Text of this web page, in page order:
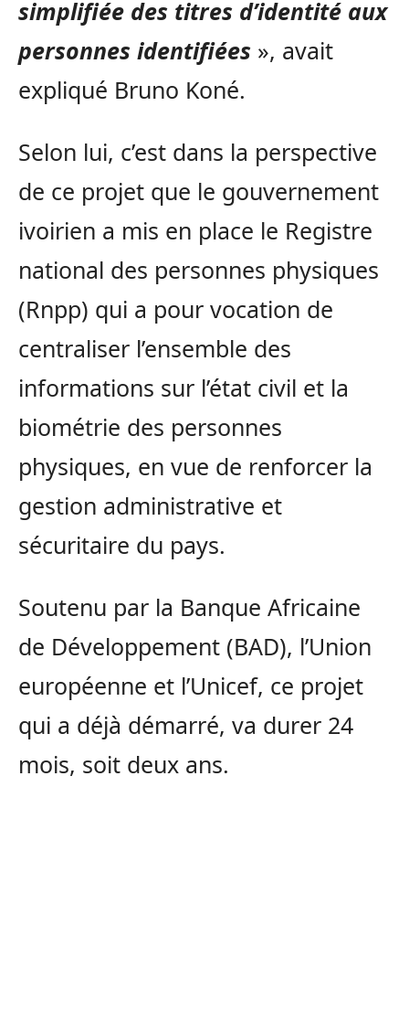
simplifiée des titres d’identité aux
personnes identifiées », avait
expliqué Bruno Koné.
Selon lui, c’est dans la perspective
de ce projet que le gouvernement
ivoirien a mis en place le Registre
national des personnes physiques
(Rnpp) qui a pour vocation de
centraliser l’ensemble des
informations sur l’état civil et la
biométrie des personnes
physiques, en vue de renforcer la
gestion administrative et
sécuritaire du pays.
Soutenu par la Banque Africaine
de Développement (BAD), l’Union
européenne et l’Unicef, ce projet
qui a déjà démarré, va durer 24
mois, soit deux ans.